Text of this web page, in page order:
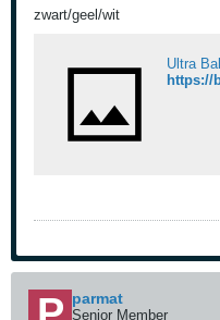
zwart/geel/wit
Ultra Ball
parmat
Senior Member